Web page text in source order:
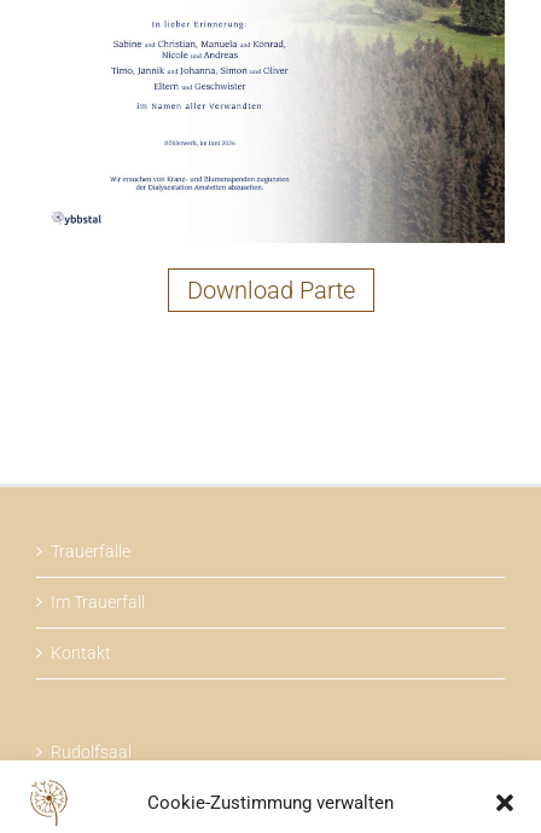
Cookie-Zustimmung verwalten
Download Parte
Trauerfälle
Im Trauerfall
Kontakt
Rudolfsaal
Über uns